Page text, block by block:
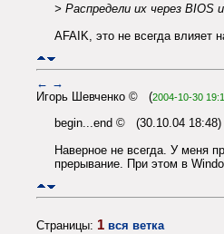
> Распредели их через BIOS
AFAIK, это не всегда влияет
← →
Игорь Шевченко © (2004-10-30
begin...end © (30.10.04 18:48)
Наверное не всегда. У меня
прерывание. При этом в
Страницы: 1 вся ветка